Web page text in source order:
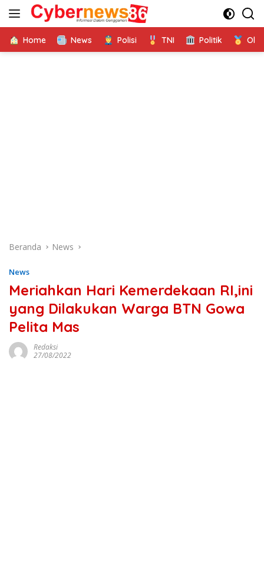
Langsung
Home News Polisi TNI Politik
Beranda News
News
Meriahkan Hari Kemerdekaan RI,ini
yang Dilakukan Warga BTN Gowa
Pelita Mas
Redaksi
27/08/2022